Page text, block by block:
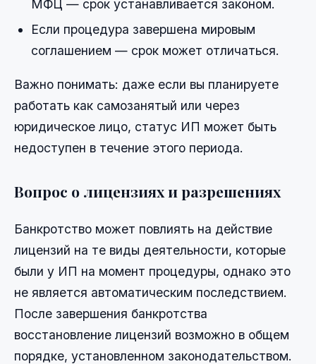
МФЦ — срок устанавливается законом.
Если процедура завершена мировым
соглашением — срок может отличаться.
Важно понимать: даже если вы планируете
работать как самозанятый или через
юридическое лицо, статус ИП может быть
недоступен в течение этого периода.
Вопрос о лицензиях и разрешениях
Банкротство может повлиять на действие
лицензий на те виды деятельности, которые
были у ИП на момент процедуры, однако это
не является автоматическим последствием.
После завершения банкротства
восстановление лицензий возможно в общем
порядке, установленном законодательством.